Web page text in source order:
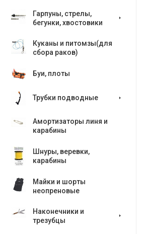
Гарпуны, стрелы,
бегунки, хвостовики
Куканы и питомзы(для
сбора раков)
Буи, плоты
Трубки подводные
Амортизаторы линя и
карабины
Шнуры, веревки,
карабины
Майки и шорты
неопреновые
Наконечники и
трезубцы